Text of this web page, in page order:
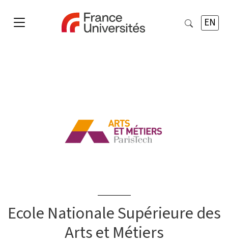
EN
Ecole Nationale Supérieure des
Arts et Métiers